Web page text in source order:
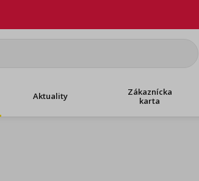
Aktuality
Zákaznícka
karta